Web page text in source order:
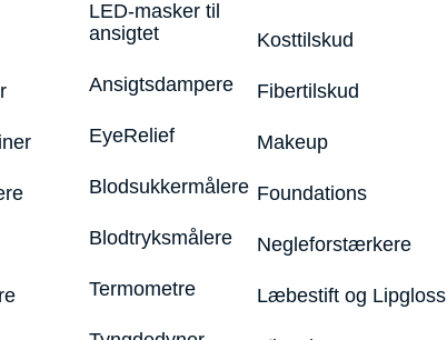
LED-masker til
ansigtet
Ansigtsdampere
EyeRelief
Blodsukkermålere
Blodtryksmålere
Termometre
Kosttilskud
Fibertilskud
Makeup
Foundations
Negleforstærkere
Læbestift og Lipgloss